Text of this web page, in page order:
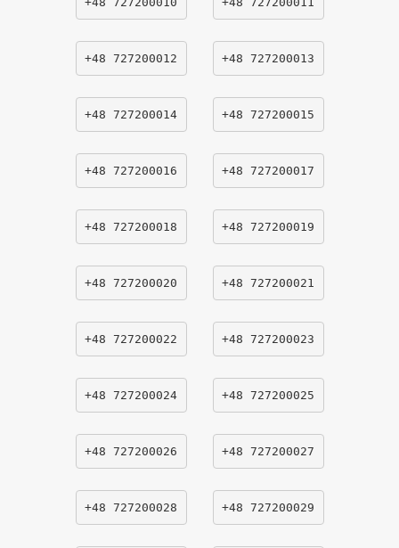
+48 727200012 +48 727200013
+48 727200014 +48 727200015
+48 727200016 +48 727200017
+48 727200018 +48 727200019
+48 727200020 +48 727200021
+48 727200022 +48 727200023
+48 727200024 +48 727200025
+48 727200026 +48 727200027
+48 727200028 +48 727200029